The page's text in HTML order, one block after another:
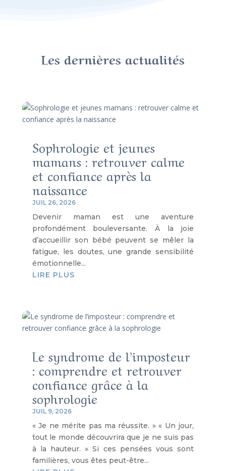
Les dernières actualités
Sophrologie et jeunes
mamans : retrouver calme
et confiance après la
naissance
JUIL 26, 2026
Devenir maman est une aventure
profondément bouleversante. À la joie
d’accueillir son bébé peuvent se mêler la
fatigue, les doutes, une grande sensibilité
émotionnelle...
LIRE PLUS
Le syndrome de l’imposteur
: comprendre et retrouver
confiance grâce à la
sophrologie
JUIL 9, 2026
« Je ne mérite pas ma réussite. » « Un jour,
tout le monde découvrira que je ne suis pas
à la hauteur. » Si ces pensées vous sont
familières, vous êtes peut-être...